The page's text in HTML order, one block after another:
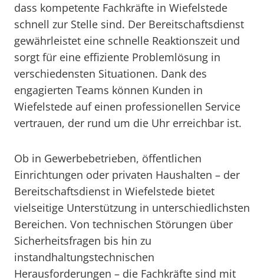
dass kompetente Fachkräfte in Wiefelstede
schnell zur Stelle sind. Der Bereitschaftsdienst
gewährleistet eine schnelle Reaktionszeit und
sorgt für eine effiziente Problemlösung in
verschiedensten Situationen. Dank des
engagierten Teams können Kunden in
Wiefelstede auf einen professionellen Service
vertrauen, der rund um die Uhr erreichbar ist.
Ob in Gewerbebetrieben, öffentlichen
Einrichtungen oder privaten Haushalten – der
Bereitschaftsdienst in Wiefelstede bietet
vielseitige Unterstützung in unterschiedlichsten
Bereichen. Von technischen Störungen über
Sicherheitsfragen bis hin zu
instandhaltungstechnischen
Herausforderungen – die Fachkräfte sind mit